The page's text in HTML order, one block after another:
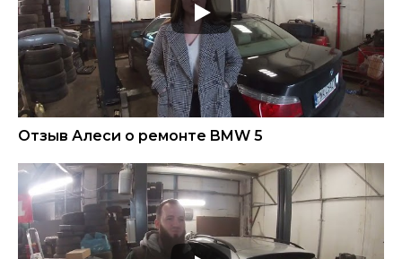
Отзыв Алеси о ремонте BMW 5